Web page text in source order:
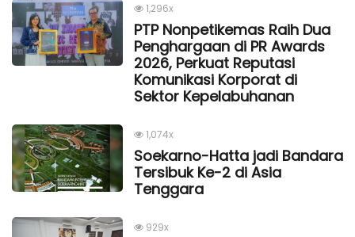
1,296x
PTP Nonpetikemas Raih Dua
Penghargaan di PR Awards
2026, Perkuat Reputasi
Komunikasi Korporat di
Sektor Kepelabuhanan
1,074x
Soekarno-Hatta jadi Bandara
Tersibuk Ke-2 di Asia
Tenggara
929x